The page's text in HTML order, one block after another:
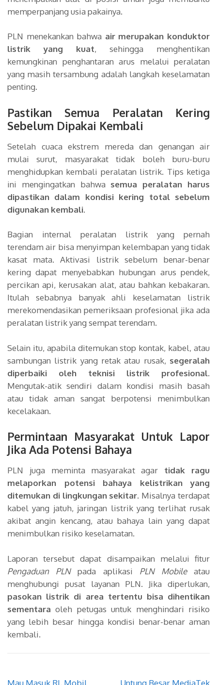
memperpanjang usia pakainya.
PLN menekankan bahwa air merupakan konduktor
listrik yang kuat, sehingga menghentikan
kemungkinan penghantaran arus melalui peralatan
yang masih tersambung adalah langkah keselamatan
penting.
Pastikan Semua Peralatan Kering
Sebelum Dipakai Kembali
Setelah cuaca ekstrem mereda dan genangan air
mulai surut, masyarakat tidak boleh buru-buru
menghidupkan kembali peralatan listrik. Tips ketiga
ini mengingatkan bahwa semua peralatan harus
dipastikan dalam kondisi kering total sebelum
digunakan kembali.
Bagian internal peralatan listrik yang pernah
terendam air bisa menyimpan kelembapan yang tidak
kasat mata. Aktivasi listrik sebelum benar-benar
kering dapat menyebabkan hubungan arus pendek,
percikan api, kerusakan alat, atau bahkan kebakaran.
Itulah sebabnya banyak ahli keselamatan listrik
merekomendasikan pemeriksaan profesional jika ada
peralatan listrik yang sempat terendam.
Selain itu, apabila ditemukan stop kontak, kabel, atau
sambungan listrik yang retak atau rusak, segeralah
diperbaiki oleh teknisi listrik profesional.
Mengutak-atik sendiri dalam kondisi masih basah
atau tidak aman sangat berpotensi menimbulkan
kecelakaan.
Permintaan Masyarakat Untuk Lapor
Jika Ada Potensi Bahaya
PLN juga meminta masyarakat agar tidak ragu
melaporkan potensi bahaya kelistrikan yang
ditemukan di lingkungan sekitar. Misalnya terdapat
kabel yang jatuh, jaringan listrik yang terlihat rusak
akibat angin kencang, atau bahaya lain yang dapat
menimbulkan risiko keselamatan.
Laporan tersebut dapat disampaikan melalui fitur
Pengaduan PLNpada aplikasi PLN Mobileatau
menghubungi pusat layanan PLN. Jika diperlukan,
pasokan listrik di area tertentu bisa dihentikan
sementara oleh petugas untuk menghindari risiko
yang lebih besar hingga kondisi benar-benar aman
kembali.
Mau Masuk RI, Mobil
Untung Besar MediaTek